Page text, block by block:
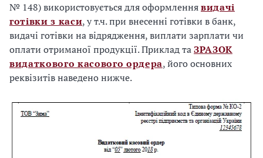
№ 148) використовується для оформленнявидачі
готівки з каси, у т.ч. при внесенні готівки в банк,
видачі готівки на відрядження, виплати зарплати чи
оплати отриманої продукції. Приклад таЗРАЗОК
видаткового касового ордера, його основних
реквізитів наведено нижче.